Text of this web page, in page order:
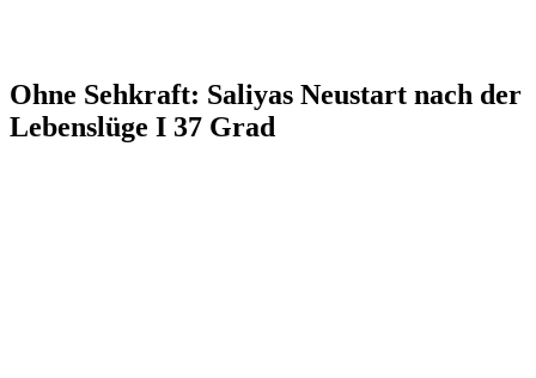
Ohne Sehkraft: Saliyas Neustart nach der
Lebenslüge I 37 Grad